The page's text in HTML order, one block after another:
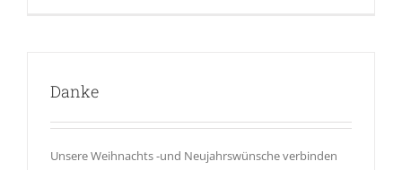
Danke
Unsere Weihnachts -und Neujahrswünsche verbinden